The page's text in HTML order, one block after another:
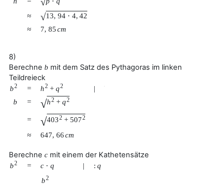
≈
√13, 94 ⋅ 4, 42
≈
7, 85cm
8)
Berechne b mit dem Satz des Pythagoras im linken
Teildreieck
b2 = h2 + q2 |
b = √h2 + q2
= √4032 + 5072
≈ 647, 66cm
Berechne c mit einem der Kathetensätze
b2 = c ⋅ q | : q
b2